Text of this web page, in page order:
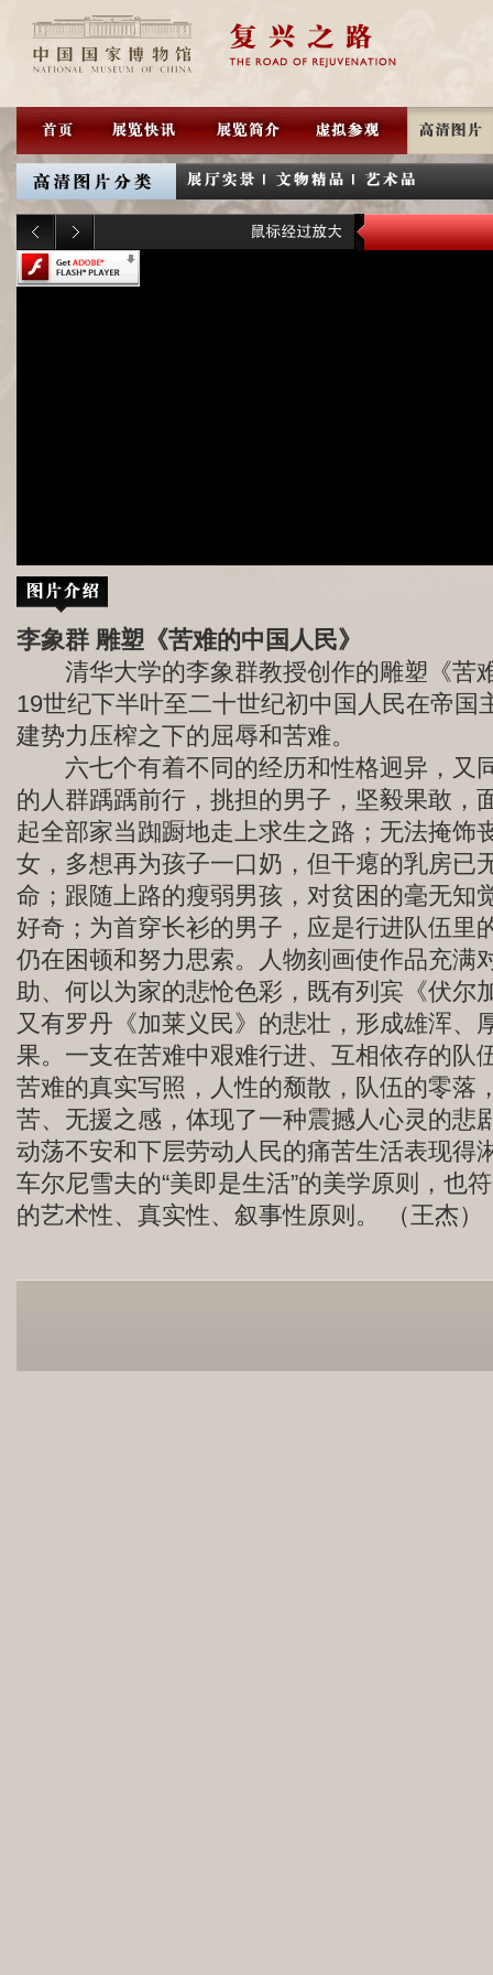
李象群 雕塑《苦难的中国人民》
清华大学的李象群教授创作的雕塑《苦
19世纪下半叶至二十世纪初中国人民在帝国
建势力压榨之下的屈辱和苦难。
六七个有着不同的经历和性格迥异，又
的人群踽踽前行，挑担的男子，坚毅果敢，
起全部家当踟蹰地走上求生之路；无法掩饰
女，多想再为孩子一口奶，但干瘪的乳房已
命；跟随上路的瘦弱男孩，对贫困的毫无知
好奇；为首穿长衫的男子，应是行进队伍里
仍在困顿和努力思索。人物刻画使作品充满
助、何以为家的悲怆色彩，既有列宾《伏尔
又有罗丹《加莱义民》的悲壮，形成雄浑、
果。一支在苦难中艰难行进、互相依存的队
苦难的真实写照，人性的颓散，队伍的零落
苦、无援之感，体现了一种震撼人心灵的悲
动荡不安和下层劳动人民的痛苦生活表现得
车尔尼雪夫的“美即是生活”的美学原则，也
的艺术性、真实性、叙事性原则。 （王杰）